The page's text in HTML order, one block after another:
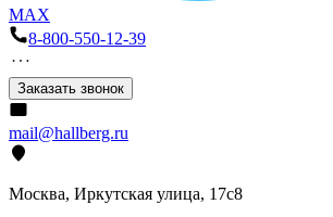
MAX
8-800-550-12-39
Заказать звонок
mail@hallberg.ru
Москва, Иркутская улица, 17с8